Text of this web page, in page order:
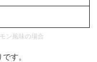
ン風味の場合
す。